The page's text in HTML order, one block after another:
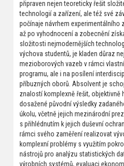
připraven nejen teoreticky řešit
technologií a zařízení, ale též své
počínaje návrhem experimentálního
až po vyhodnocení a zobecnění
složitosti nejmodernějších
výchova studentů, je kladen důraz
mezioborových vazeb v rámci
programu, ale i na posílení
příbuzných oborů. Absolvent je
znalostí komplexně řešit,
dosažené původní výsledky
úkolu, včetně jejich mezinárodní
s přihlédnutím k jejich duševní
rámci svého zaměření realizovat
komplexní problémy s využitím
nástrojů pro analýzu statistických
výrobních systémů, evaluaci